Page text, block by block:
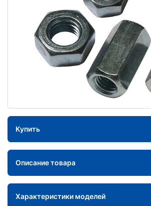
Купить
Описание товара
Характеристики моделей